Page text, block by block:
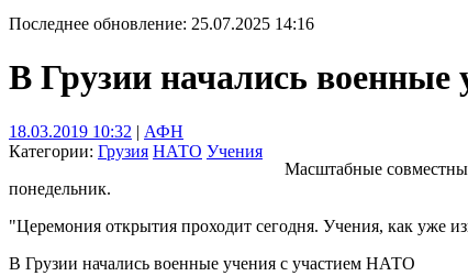
Последнее обновление: 25.07.2025 14:16
В Грузии начались
18.03.2019 10:32 | АФН
Категории: Грузия НАТО Учения
Масштабные
понедельник.
"Церемония открытия проходит сегодня. Учения, как уже
В Грузии начались военные учения с участием НАТО